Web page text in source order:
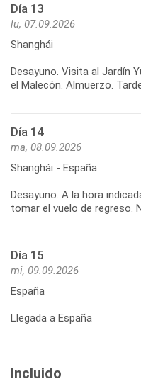
Día 13
lu, 07.09.2026
Shanghái
Desayuno. Visita al Jardín
Día 14
ma, 08.09.2026
Shanghái - España
Desayuno. A la hora
Día 15
mi, 09.09.2026
España
Llegada a España
Incluido